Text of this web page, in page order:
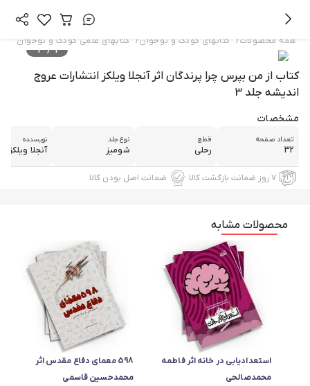
همه محصولات/ کتابهای کودک و نوجوان/ کتابهای علمی کودک و نوجوان
1
/
4
کتاب از من بپرس چرا پرندگان اثر آنجلا ویلکز انتشارات عروج
اندیشه جلد 3
مشخصات
تعداد صفحه
32
قطع
رحلی
نوع جلد
شومیز
نویسنده
آنجلا ویلکز
۷ روز ضمانت بازگشت کالا ضمانت اصل بودن کالا
محصولات مشابه
استعدادیابی در خانه اثر فاطمه
محمدصالحی
598 معمای دفاع مقدس اثر
محمدحسین قاسمی